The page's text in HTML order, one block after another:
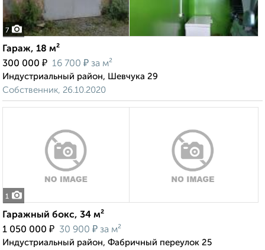
7
Гараж, 18 м²
300 000 ₽ 16 700 ₽ за м²
Индустриальный район, Шевчука 29
Собственник, 26.10.2020
1
Гаражный бокс, 34 м²
1 050 000 ₽ 30 900 ₽ за м²
Индустриальный район, Фабричный переулок 25